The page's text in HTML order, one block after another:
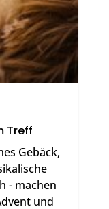
Treff
Gebäck,
- machen
und